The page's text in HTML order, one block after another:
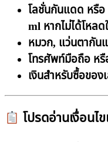
โลชั่นกันแดด หรือ
ml หากไม่ได้โหลด
หมวก, แว่นตากัน
โทรศัพท์มือถือ ห
เงินสำหรับซื้อขอ
โปรดอ่านเงื่อนไ